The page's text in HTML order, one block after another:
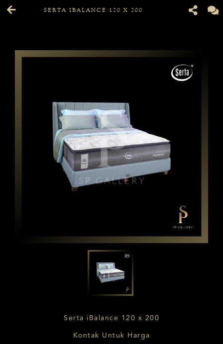
SERTA IBALANCE 120 X 200
Serta iBalance 120 x 200
Kontak Untuk Harga